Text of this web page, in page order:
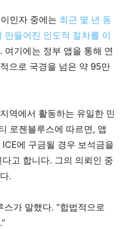
민자 중에는 최근 몇 년 동
만들어진 인도적 절차를 이
여기에는 정부 앱을 통해 연
으로 국경을 넘은 약 95만
역에서 활동하는 유일한 민
로젠블루스에 따르면, 앱
에 구금될 경우 보석금을
고 합니다. 그의 의뢰인 중
.
가 말했다. “합법적으로